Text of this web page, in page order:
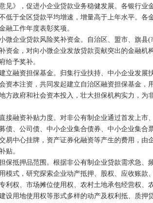
见》，促进小企业贷款业务稳健发展。各银行业
低于全区贷款平均增速，增量高于上年水平。各
融工作年度表彰奖项。
企业贷款风险奖补资金。自治区、盟市、旗县(
资金，对向小微企业发放贷款贡献突出的金融机
给予奖补。
融资担保基金。归集行业扶持、中小企业发展扶
资本注资，共同发起建立自治区融资担保基金，
方政府和社会资本投入，壮大担保机构实力，为
融资补贴力度。对非公有制企业通过首发上市
债、公司债、中小企业集合债券、中小企业集合
易中心挂牌，资产证券化融资等产生的费用，由
贴。
抵押品范围。根据非公有制企业贷款需求急、
模式，研究探索企业动产抵押、股权、应收账款
利权、市场摊位使用权、农村土地承包经营权、
设用地使用权等形式多样的动产及权利抵、质押贷